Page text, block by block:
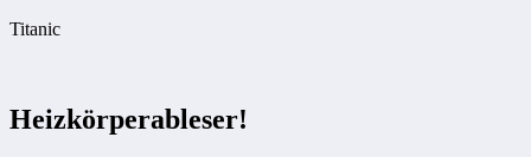
Titanic
Heizkörperableser!